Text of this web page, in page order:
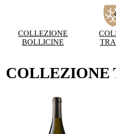
COLLEZIONE
BOLLICINE